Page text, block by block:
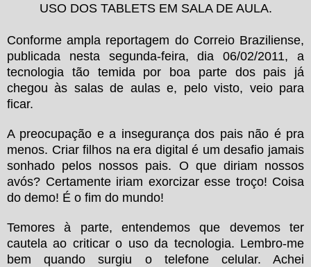
USO DOS TABLETS EM SALA DE AULA.
Conforme ampla reportagem do Correio Braziliense,
publicada nesta segunda-feira, dia 06/02/2011, a
tecnologia tão temida por boa parte dos pais já
chegou às salas de aulas e, pelo visto, veio para
ficar.
A preocupação e a insegurança dos pais não é pra
menos. Criar filhos na era digital é um desafio jamais
sonhado pelos nossos pais. O que diriam nossos
avós? Certamente iriam exorcizar esse troço! Coisa
do demo! É o fim do mundo!
Temores à parte, entendemos que devemos ter
cautela ao criticar o uso da tecnologia. Lembro-me
bem quando surgiu o telefone celular. Achei